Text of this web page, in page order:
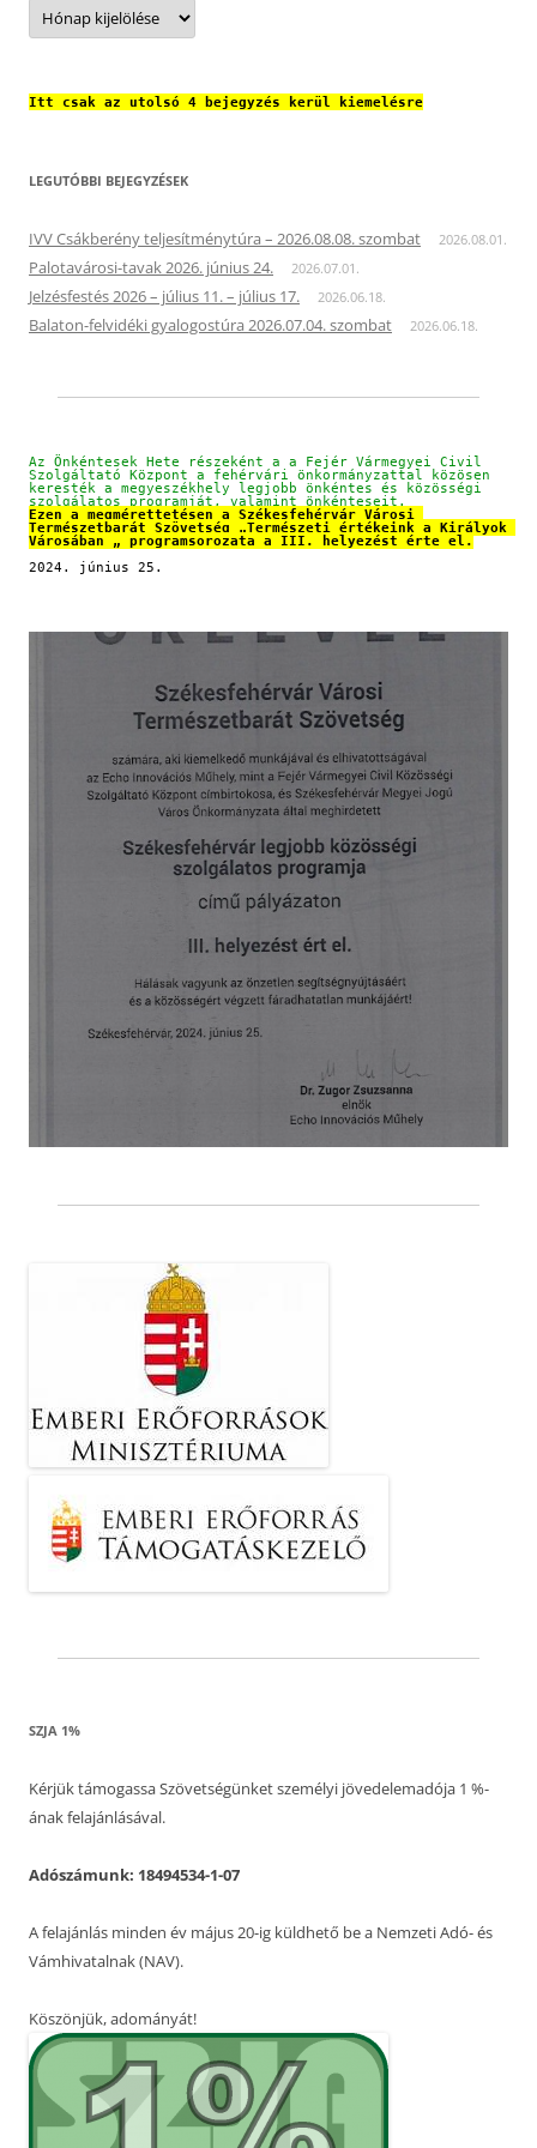
Itt csak az utolsó 4 bejegyzés kerül kiemelésre
LEGUTÓBBI BEJEGYZÉSEK
IVV Csákberény teljesítménytúra – 2026.08.08. szombat 2026.08.01.
Palotavárosi-tavak 2026. június 24. 2026.07.01.
Jelzésfestés 2026 – július 11. – július 17. 2026.06.18.
Balaton-felvidéki gyalogostúra 2026.07.04. szombat 2026.06.18.
Az Önkéntesek Hete részeként a a Fejér Vármegyei Civil
Szolgáltató Központ a fehérvári önkormányzattal közösen
keresték a megyeszékhely legjobb önkéntes és közösségi
szolgálatos programját, valamint önkénteseit.
Ezen a megmérettetésen a Székesfehérvár Városi
Természetbarát Szövetség „Természeti értékeink a Királyok
Városában „ programsorozata a III. helyezést érte el.
2024. június 25.
SZJA 1%
Kérjük támogassa Szövetségünket személyi jövedelemadója 1 %-
ának felajánlásával.
Adószámunk: 18494534-1-07
A felajánlás minden év május 20-ig küldhető be a Nemzeti Adó- és
Vámhivatalnak (NAV).
Köszönjük, adományát!